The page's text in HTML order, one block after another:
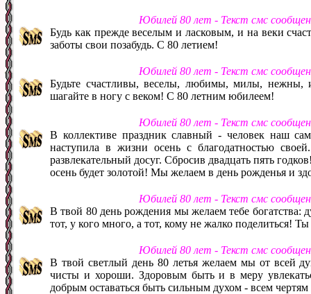
Юбилей 80 лет - Текст смс
Будь как прежде веселым и ласковым, и на веки
заботы свои позабудь. С 80 летием!
Юбилей 80 лет - Текст смс
Будьте счастливы, веселы, любимы, милы,
шагайте в ногу с веком! С 80 летним юбилеем!
Юбилей 80 лет - Текст смс
В коллективе праздник славный - человек наш
наступила в жизни осень с благодатностью
развлекательный досуг. Сбросив двадцать пять
осень будет золотой! Мы желаем в день рожденья и
Юбилей 80 лет - Текст смс
В твой 80 день рождения мы желаем тебе богатства:
тот, у кого много, а тот, кому не жалко поделиться!
Юбилей 80 лет - Текст смс
В твой светлый день 80 летья желаем мы от всей
чисты и хороши. Здоровым быть и в меру
добрым оставаться быть сильным духом - всем чертям